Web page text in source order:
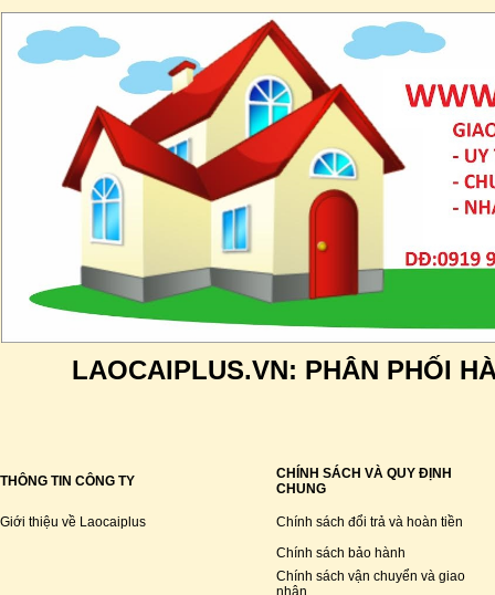
LAOCAIPLUS.VN: PHÂN PHỐI
THÔNG TIN CÔNG TY
Giới thiệu về Laocaiplus
CHÍNH SÁCH VÀ QUY ĐỊNH
CHUNG
Chính sách đổi trả và hoàn tiền
Chính sách bảo hành
Chính sách vận chuyển và giao
nhận